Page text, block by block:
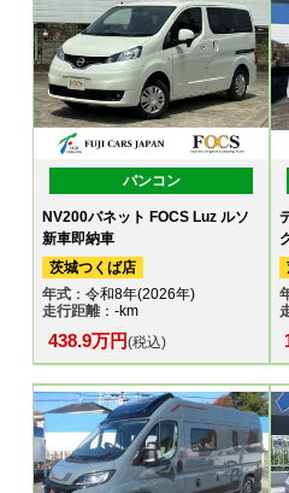
バンコン
NV200バネット FOCS Luz ルソ
新車即納車
茨城つくば店
年式 ：令和8年(2026年)
走行距離：-km
438.9万円(税込)